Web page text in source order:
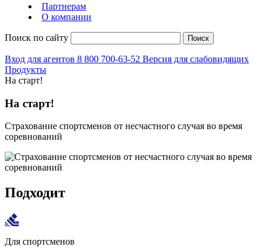
Партнерам
О компании
Поиск по сайту Поиск
Вход для агентов 8 800 700-63-52 Версия для слабовидящих
Продукты
На старт!
На старт!
Страхование спортсменов от несчастного случая во время
соревнований
Подходит
Для спортсменов